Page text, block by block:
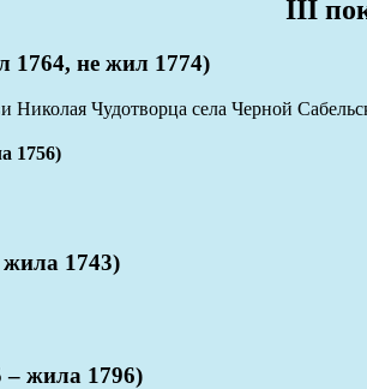
III
не жил 1774)
Чудотворца села Черной
1756)
1743)
жила 1796)